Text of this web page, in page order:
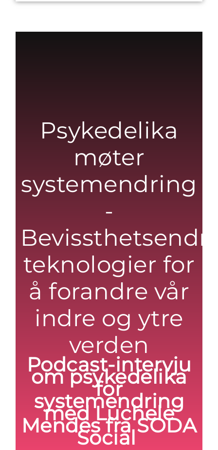
Psykedelika
møter
systemendring
-
teknologier for
å forandre vår
indre og ytre
verden
Podcast-intervju
om psykedelika
for
systemendring
med Luchele
Mendes fra SODA
Social